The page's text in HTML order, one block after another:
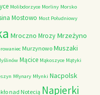
Molibdorzyce Morliny Morsko
Mostowo Most Południowy
Mroczno Mrozy Mrzeżyno
Murzynowo Muszaki
Mącice Mąkoszyce Mątyki
Młynary Młynki Nacpolsk
nad Notecią Napierki